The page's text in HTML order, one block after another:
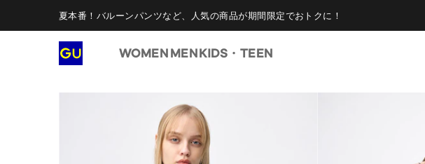
夏本番！バルーンパンツなど、人気の商品が期間限定でおトクに！
WOMEN MENKIDS・TEEN